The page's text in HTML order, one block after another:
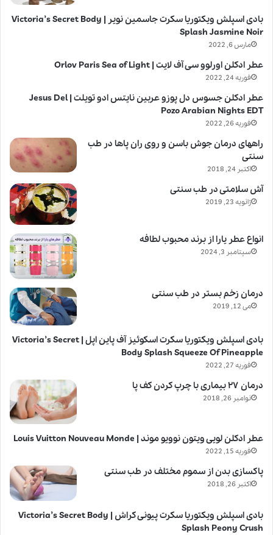
بادی اسپلش ویکتوریا سکرت جاسمین نویر | Victoria’s Secret Body
Splash Jasmine Noir
مارس 6, 2022
عطر ادکلن اورلوو سی آف لایت | Orlov Paris Sea of Light
فوریه 24, 2022
عطر ادکلن جسوس دل پوزو عربین نایتس ادو تویلت | Jesus Del
Pozo Arabian Nights EDT
فوریه 26, 2022
راههای درمان جوش باسن و روی ران پاها در طب
سنتی
اکتبر 24, 2018
آش سلامتی در طب سنتی
ژانویه 23, 2019
انواع عطر یارا از برند محبوب لطافه
سپتامبر 3, 2024
درمان زخم بستر در طب سنتی
می 12, 2019
بادی اسپلش ویکتوریا سکرت اسکوئیز آف پاین اپل | Victoria’s Secret
Body Splash Squeeze Of Pineapple
فوریه 27, 2022
درمان ۲۷ بیماری با چرپ کردن کف پا
نوامبر 26, 2018
عطر ادکلن لویی ویتون نوویو موند | Louis Vuitton Nouveau Monde
فوریه 15, 2022
پاکسازی بدن از سموم مختلف در طب سنتی
اکتبر 26, 2018
بادی اسپلش ویکتوریا سکرت پیونی کراش | Victoria’s Secret Body
Splash Peony Crush